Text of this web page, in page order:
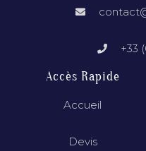
+33
Accès Rapide
Accueil
Devis